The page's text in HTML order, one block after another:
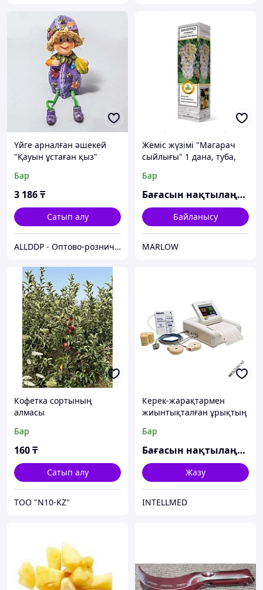
Үйге арналған әшекей
"Қауын ұстаған қыз"
Бар
3 186₸
Сатып алу
ALLDDP - Оптово-розничный Склад - товары на заказ до двери
Жеміс жүзімі "Магарач
сыйлығы" 1 дана, туба,
Бар
Бағасын нақтылаңыз
Байланысу
MARLOW
Кофетка сортының
алмасы
Бар
160₸
Сатып алу
ТОО "N10-KZ"
Керек-жарақтармен
жиынтықталған ұрықтың
Бар
Бағасын нақтылаңыз
Жазу
INTELLMED